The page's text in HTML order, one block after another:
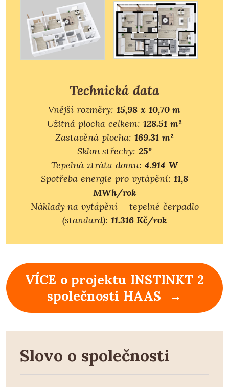
Technická data
Vnější rozměry:15,98 x 10,70 m
Užitná plocha celkem: 128.51 m²
Zastavěná plocha: 169.31 m²
Sklon střechy:25º
Tepelná ztráta domu: 4.914 W
Spotřeba energie pro vytápění: 11,8
MWh/rok
Náklady na vytápění – tepelné čerpadlo
(standard): 11.316 Kč/rok
VÍCE o projektu INSTINKT 2
společnosti HAAS →
Slovo o společnosti